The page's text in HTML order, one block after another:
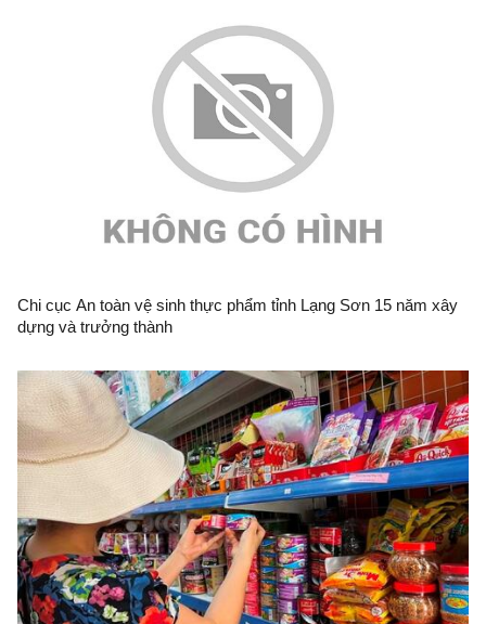
Chi cục An toàn vệ sinh thực phẩm tỉnh Lạng Sơn 15 năm xây
dựng và trưởng thành